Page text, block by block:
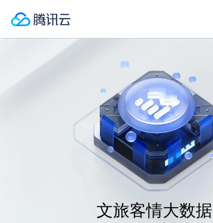
文旅客情大数据